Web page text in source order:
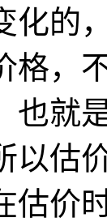
化的
格，
也就
以估
估价